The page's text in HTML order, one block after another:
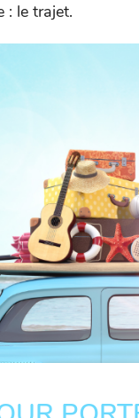
: le trajet.